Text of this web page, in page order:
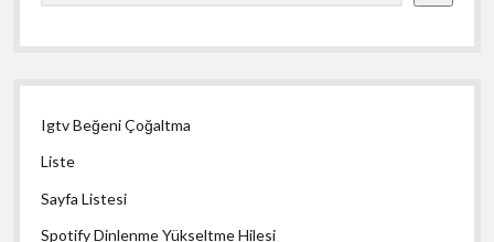
Igtv Beğeni Çoğaltma
Liste
Sayfa Listesi
Spotify Dinlenme Yükseltme Hilesi